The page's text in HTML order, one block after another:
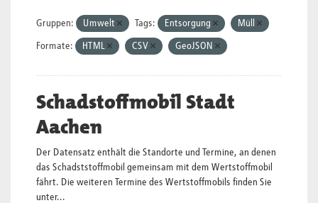
Gruppen: Umwelt Tags: Entsorgung Müll
Formate: HTML CSV GeoJSON
Schadstoffmobil Stadt
Aachen
Der Datensatz enthält die Standorte und Termine, an denen
das Schadststoffmobil gemeinsam mit dem Wertstoffmobil
fährt. Die weiteren Termine des Wertstoffmobils finden Sie
unter...